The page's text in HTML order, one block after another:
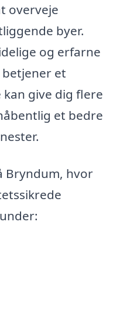
overveje
byer.
og erfarne
et
give dig flere
et bedre
Bryndum, hvor